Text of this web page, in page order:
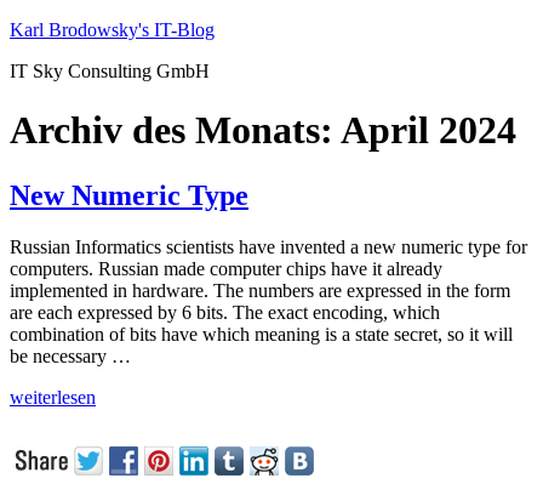
Zum
springen
Karl Brodowsky's IT-Blog
IT Sky Consulting GmbH
Archiv des Monats: April 2024
New Numeric Type
Russian Informatics scientists have invented a new numeric type for
computers. Russian made computer chips have it already
implemented in hardware. The numbers are expressed in the form
are each expressed by 6 bits. The exact encoding, which
combination of bits have which meaning is a state secret, so it will
be necessary …
„New
weiterlesen